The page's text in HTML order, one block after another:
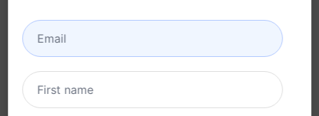
Pruebe este
prompt de
Claudeahora